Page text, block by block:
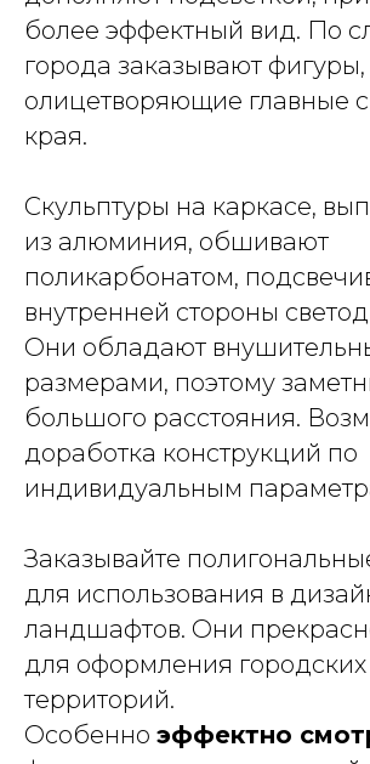
более эффектный вид. По
города заказывают фигуры,
олицетворяющие главные
края.
Скульптуры на каркасе,
из алюминия, обшивают
поликарбонатом,
внутренней стороны
Они обладают
размерами, поэтому
большого расстояния.
доработка конструкций по
индивидуальным
Заказывайте
для использования в
ландшафтов. Они
для оформления городских
территорий.
Особенно эффектно